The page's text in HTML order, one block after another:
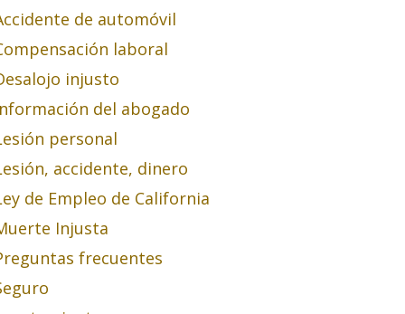
de automóvil
laboral
injusto
del abogado
personal
accidente, dinero
de Empleo de California
Injusta
frecuentes